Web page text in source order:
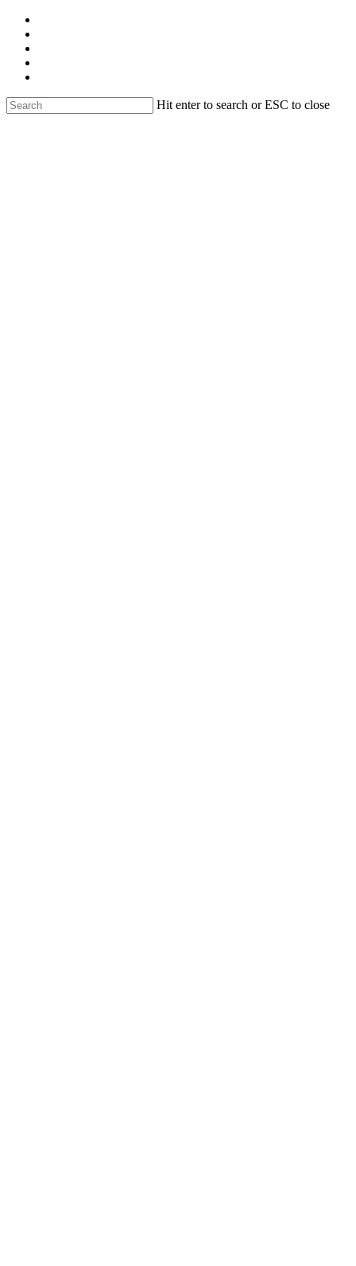
Skip
main
content
Hit enter to search or ESC to close